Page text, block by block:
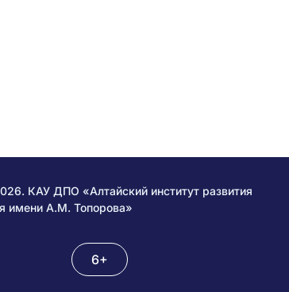
КАУ ДПО «Алтайский институт развития
имени А.М. Топорова»
6+